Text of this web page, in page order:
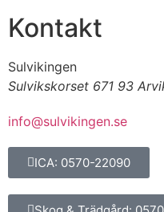
Kontakt
Sulvikingen
Sulvikskorset 671 93
info@sulvikingen.se
ICA: 0570-22090